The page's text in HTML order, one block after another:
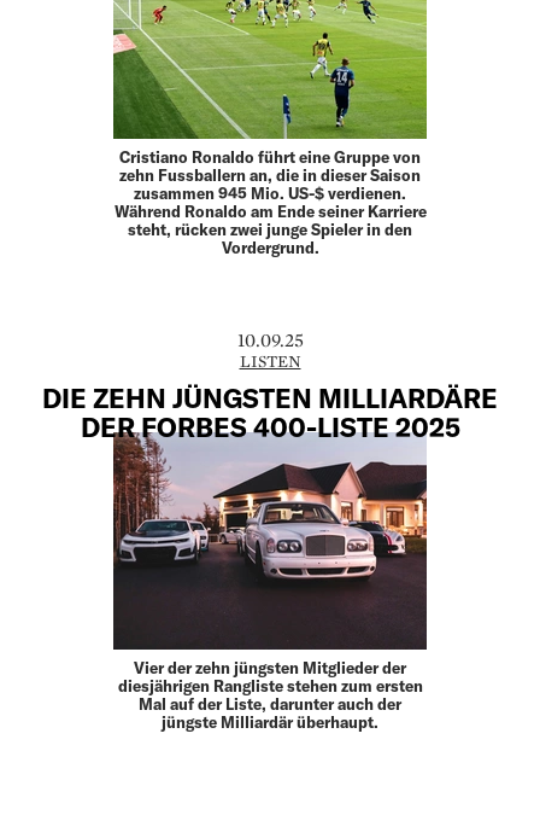
Cristiano Ronaldo führt eine Gruppe von
zehn Fussballern an, die in dieser Saison
zusammen 945 Mio. US-$ verdienen.
Während Ronaldo am Ende seiner Karriere
steht, rücken zwei junge Spieler in den
Vordergrund.
10.09.25
LISTEN
DIE ZEHN JÜNGSTEN MILLIARDÄRE
DER FORBES 400-LISTE 2025
Vier der zehn jüngsten Mitglieder der
diesjährigen Rangliste stehen zum ersten
Mal auf der Liste, darunter auch der
jüngste Milliardär überhaupt.